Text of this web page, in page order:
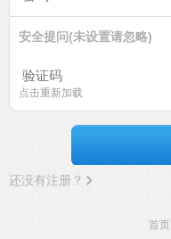
安全提问(未设置请忽略)
点击重新加载
还没有注册？
首页